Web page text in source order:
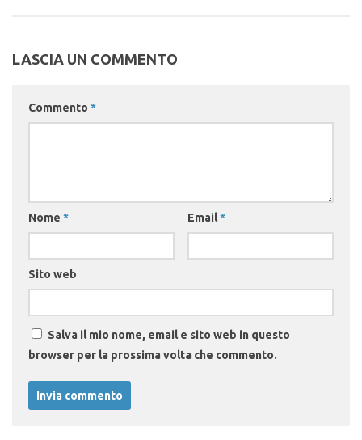
LASCIA UN COMMENTO
Commento *
Nome * Email*
Sito web
Salva il mio nome, email e sito web in questo
browser per la prossima volta che commento.